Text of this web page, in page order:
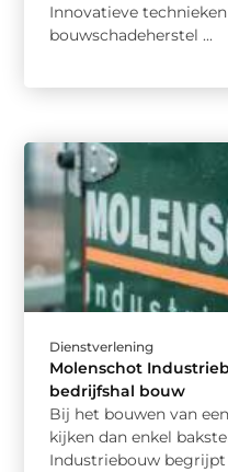
Innovatieve
bouwschadeherstel ...
Dienstverlening
Molenschot
bedrijfshal bouw
Bij het bouwen van
kijken dan enkel
Industriebouw begrijpt